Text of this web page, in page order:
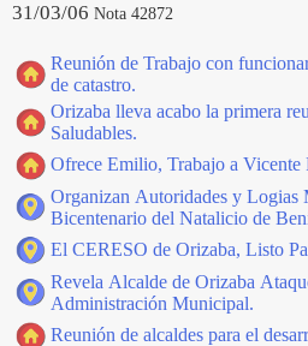
31/03/06 Nota 42872
Reunión de Trabajo con
de catastro.
Orizaba lleva acabo la primera
Saludables.
Ofrece Emilio, Trabajo a Vicente
Organizan Autoridades y Logias
Bicentenario del Natalicio de
El CERESO de Orizaba, Listo
Revela Alcalde de Orizaba
Administración Municipal.
Reunión de alcaldes para el